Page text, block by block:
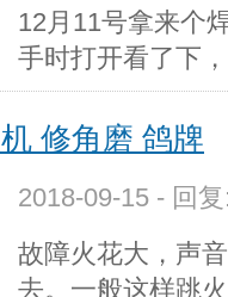
12月11号拿来个
手时打开看了下
修角磨 鸽牌
2018-09-15 - 回
故障火花大，声
去。一般这样跳